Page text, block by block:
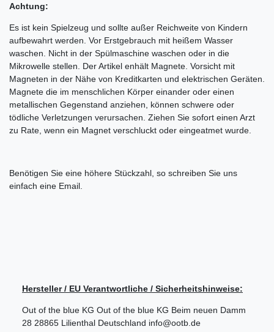
Achtung:
Es ist kein Spielzeug und sollte außer Reichweite von Kindern
aufbewahrt werden. Vor Erstgebrauch mit heißem Wasser
waschen. Nicht in der Spülmaschine waschen oder in die
Mikrowelle stellen. Der Artikel enhält Magnete. Vorsicht mit
Magneten in der Nähe von Kreditkarten und elektrischen Geräten.
Magnete die im menschlichen Körper einander oder einen
metallischen Gegenstand anziehen, können schwere oder
tödliche Verletzungen verursachen. Ziehen Sie sofort einen Arzt
zu Rate, wenn ein Magnet verschluckt oder eingeatmet wurde.
Benötigen Sie eine höhere Stückzahl, so schreiben Sie uns
einfach eine Email.
Hersteller / EU Verantwortliche / Sicherheitshinweise:
Out of the blue KG Out of the blue KG Beim neuen Damm
28 28865 Lilienthal Deutschland info@ootb.de